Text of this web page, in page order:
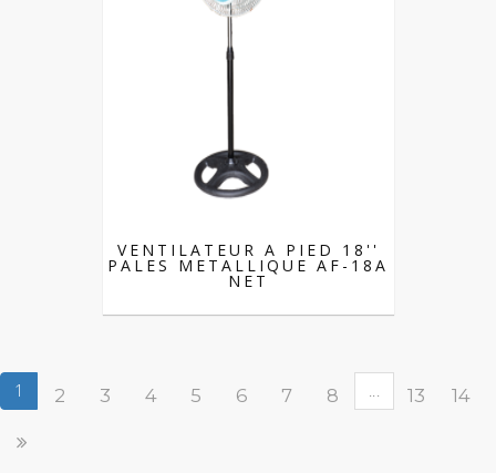
VENTILATEUR A PIED 18''
PALES METALLIQUE AF-18A
NET
1 2 3 4 5 6 7 8 ... 13 14